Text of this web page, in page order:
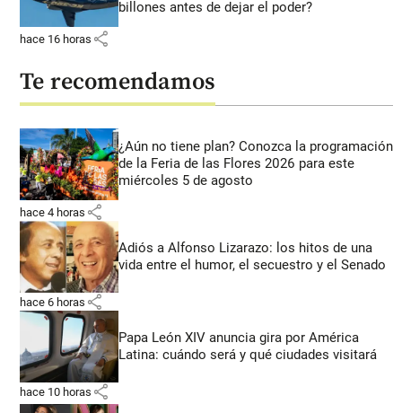
billones antes de dejar el poder?
hace 16 horas share
Te recomendamos
¿Aún no tiene plan? Conozca la programación
de la Feria de las Flores 2026 para este
miércoles 5 de agosto
hace 4 horas share
Adiós a Alfonso Lizarazo: los hitos de una
vida entre el humor, el secuestro y el Senado
hace 6 horas share
Papa León XIV anuncia gira por América
Latina: cuándo será y qué ciudades visitará
hace 10 horas share